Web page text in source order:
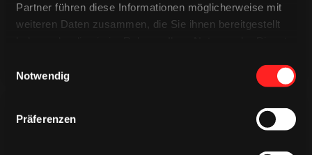
Partner führen diese Informationen möglicherweise mit
weiteren Daten zusammen, die Sie ihnen bereitgestellt
Notwendig
Präferenzen